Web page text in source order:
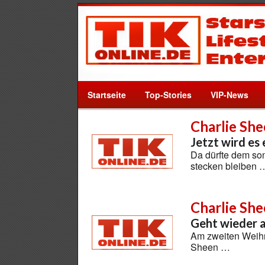
Startseite Top-Stories VIP-News
Charlie
Jetzt wird es
Da dürfte dem
stecken bleiben
Charlie
Geht wieder
Am zweiten
Sheen …